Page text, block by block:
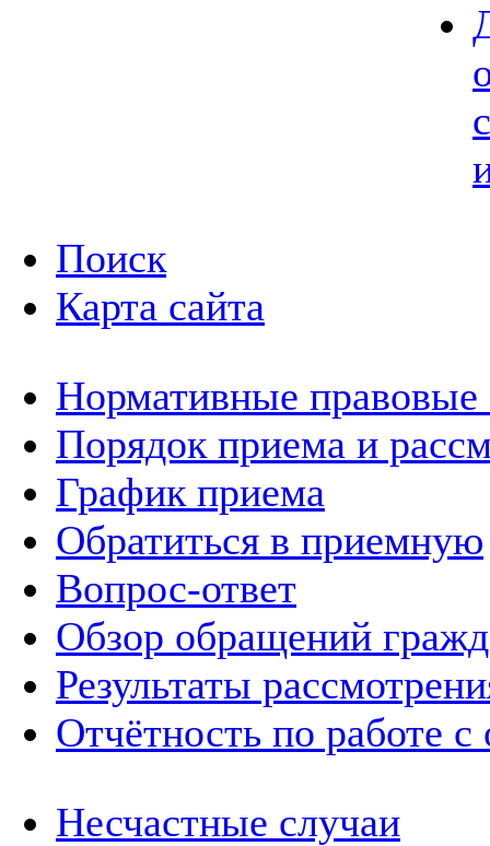
Поиск
Карта сайта
Нормативные правовые
Порядок приема и
График приема
Обратиться в приемную
Вопрос-ответ
Обзор обращений
Результаты
Отчётность по работе
Несчастные случаи